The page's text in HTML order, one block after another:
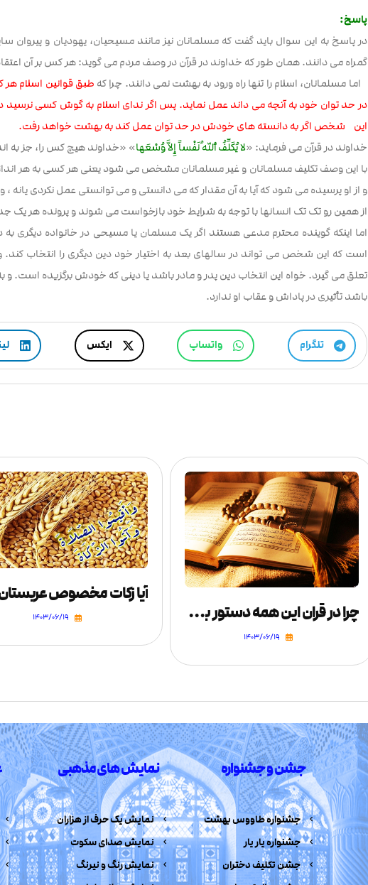
پاسخ:
در پاسخ به این سوال باید گفت که مسلمانان نیز مانند مسیحیان،‌ یهودیان و پیروان
گمراه می دانند. همان طور که خداوند در قرآن در وصف مردم می گوید: هر کس بر آن
اما مسلمانان، اسلام را تنها راه ورود به بهشت نمی دانند. چرا که طبق قوانین اسلام هر
در حد توان خود به آنچه می داند عمل نماید. پس اگر ندای اسلام به گوش کسی نرسید
این شخص اگر به دانسته های خودش در حد توان عمل کند به بهشت خواهد رفت.
خداوند در قرآن می فرماید: «لا یُکَلِّفُ أللهُ نَفْساً إِلاَّ وُسْعَها» «خداوند هیچ کس را، جز به
با این وصف تکلیف مسلمانان و غیر مسلمانان مشخص می شود یعنی هر کسی به هر
و از او پرسیده می شود که آیا به آن مقدار که می دانستی و می توانستی عمل نکردی
از همین رو تک تک انسانها با توجه به شرایط خود بازخواست می شوند و پرونده هر یک
اما اینکه گوینده محترم مدعی هستند اگر یک مسلمان یا مسیحی در خانواده دیگری
است که این شخص می تواند در سالهای بعد به اختیار خود دین دیگری را انتخاب
تعلق می گیرد. خواه این انتخاب دین پدر و مادر باشد یا دینی که خودش برگزیده است. و
باشد تأثیری در پاداش و عقاب او ندارد.
تلگرام واتساپ ایکس
۱۴۰۳/۰۶/۱۹ چرا در قران این همه دستور به کشتار هست؟
۱۴۰۳/۰۶/۱۹
جشن و جشنواره
جشنواره طاووس بهشت
جشنواره یار یار
جشن تکلیف دختران
نمایش های مذهبی
نمایش یک حرف از هزاران
نمایش صدای سکوت
نمایش رنگ و نیرنگ